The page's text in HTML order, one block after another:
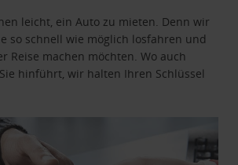
leicht, ein Auto zu mieten. Denn wir
so schnell wie möglich losfahren und
Reise machen möchten. Wo auch
hinführt, wir halten Ihren Schlüssel